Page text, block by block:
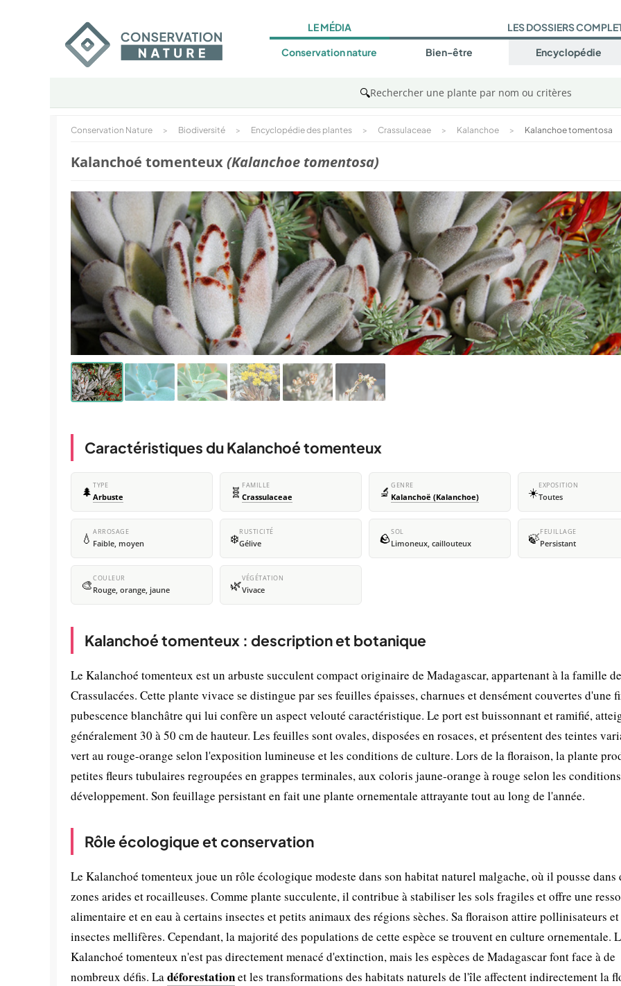
LE MÉDIA
Conservation nature
LES DOSSIERS
Bien-être Encyclopédie
🔍Rechercher une plante par nom ou critères
Conservation Nature > Biodiversité > Encyclopédie des plantes > Crassulaceae > Kalanchoe > Kalanchoe tomentosa
Kalanchoé tomenteux(Kalanchoe tomentosa)
Caractéristiques du Kalanchoé tomenteux
🌲 TYPE
Arbuste 🧬 FAMILLE
Crassulaceae 🔬 GENRE
Kalanchoë (Kalanchoe) ☀️EXPOSITION
Toutes
💧 ARROSAGE
Faible, moyen ❄️RUSTICITÉ
Gélive 🪨SOL
Limoneux, caillouteux 🍃FEUILLAGE
Persistant
🎨COULEUR
Rouge, orange, jaune 🌿VÉGÉTATION
Vivace
Kalanchoé tomenteux : description et botanique
Le Kalanchoé tomenteux est un arbuste succulent compact originaire de Madagascar, appartenant à la famille
Crassulacées. Cette plante vivace se distingue par ses feuilles épaisses, charnues et densément couvertes d'une
pubescence blanchâtre qui lui confère un aspect velouté caractéristique. Le port est buissonnant et ramifié,
généralement 30 à 50 cm de hauteur. Les feuilles sont ovales, disposées en rosaces, et présentent des teintes
vert au rouge-orange selon l'exposition lumineuse et les conditions de culture. Lors de la floraison, la plante
petites fleurs tubulaires regroupées en grappes terminales, aux coloris jaune-orange à rouge selon les
développement. Son feuillage persistant en fait une plante ornementale attrayante tout au long de l'année.
Rôle écologique et conservation
Le Kalanchoé tomenteux joue un rôle écologique modeste dans son habitat naturel malgache, où il pousse dans
zones arides et rocailleuses. Comme plante succulente, il contribue à stabiliser les sols fragiles et offre une
alimentaire et en eau à certains insectes et petits animaux des régions sèches. Sa floraison attire pollinisateurs et
insectes mellifères. Cependant, la majorité des populations de cette espèce se trouvent en culture ornementale.
Kalanchoé tomenteux n'est pas directement menacé d'extinction, mais les espèces de Madagascar font face à de
nombreux défis. Ladéforestationet les transformations des habitats naturels de l'île affectent indirectement la